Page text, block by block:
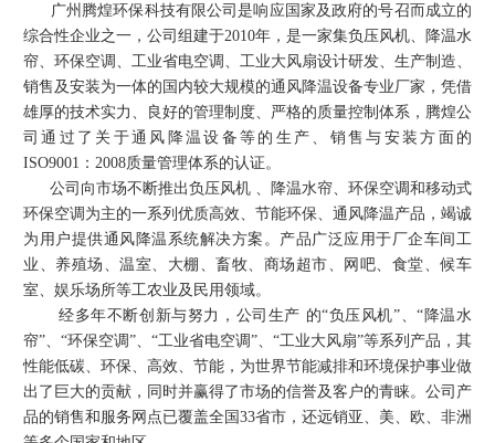
广州腾煌环保科技有限公司是响应国家及政府的号召而成立的
综合性企业之一，公司组建于2010年，是一家集负压风机、降温水
帘、环保空调、工业省电空调、工业大风扇设计研发、生产制造、
销售及安装为一体的国内较大规模的通风降温设备专业厂家，凭借
雄厚的技术实力、良好的管理制度、严格的质量控制体系，腾煌公
司通过了关于通风降温设备等的生产、销售与安装方面的
ISO9001：2008质量管理体系的认证。
公司向市场不断推出负压风机 、降温水帘、环保空调和移动式
环保空调为主的一系列优质高效、节能环保、通风降温产品，竭诚
为用户提供通风降温系统解决方案。产品广泛应用于厂企车间工
业、养殖场、温室、大棚、畜牧、商场超市、网吧、食堂、候车
室、娱乐场所等工农业及民用领域。
经多年不断创新与努力，公司生产 的“负压风机”、“降温水
帘”、“环保空调”、“工业省电空调”、 “工业大风扇”等系列产品，其
性能低碳、环保、高效、节能，为世界节能减排和环境保护事业做
出了巨大的贡献，同时并赢得了市场的信誉及客户的青睐。公司产
品的销售和服务网点已覆盖全国33省市，还远销亚、美、欧、非洲